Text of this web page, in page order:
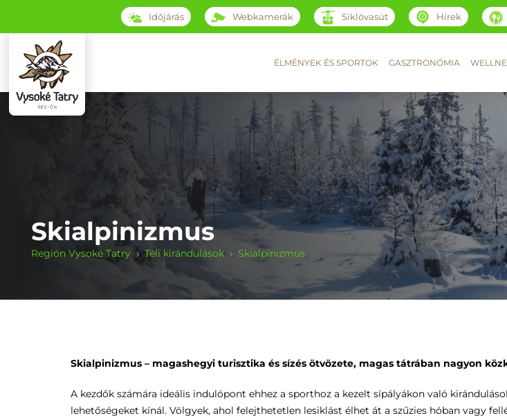
Időjárás Webkamerák Siklóvasút Hírek
ÉLMÉNYEK ÉS SPORTOK GASZTRONÓMIA
Skialpinizmus
Región Vysoké Tatry Téli kirándulások Skialpinizmus
Skialpinizmus – magashegyi turisztika és sízés ötvözete, magas tátrában nagyon
A kezdők számára ideális indulópont ehhez a sporthoz a kezelt sípályákon való
lehetőségeket kínál. Völgyek, ahol felejthetetlen lesiklást élhet át a szűzies hóban vagy